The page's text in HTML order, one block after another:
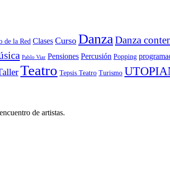
de la Red Clases Curso Danza Danza
Pablo Viar Pensiones Percusión Popping
Teatro Tepsis Teatro Turismo
de artistas.